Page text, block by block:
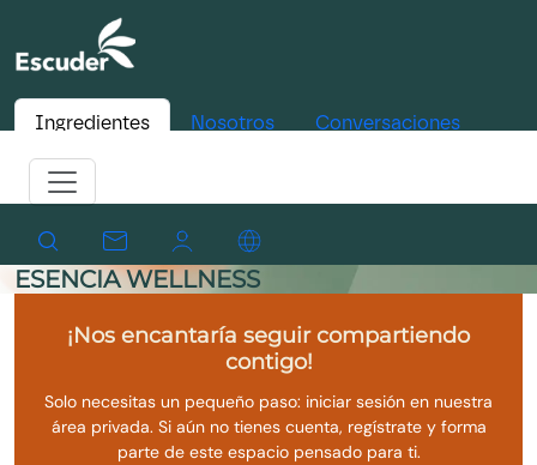
Ingredientes Nosotros Conversaciones
ESENCIA WELLNESS
¡Nos encantaría seguir compartiendo
contigo!
Solo necesitas un pequeño paso: iniciar sesión en nuestra
área privada. Si aún no tienes cuenta, regístrate y forma
parte de este espacio pensado para ti.